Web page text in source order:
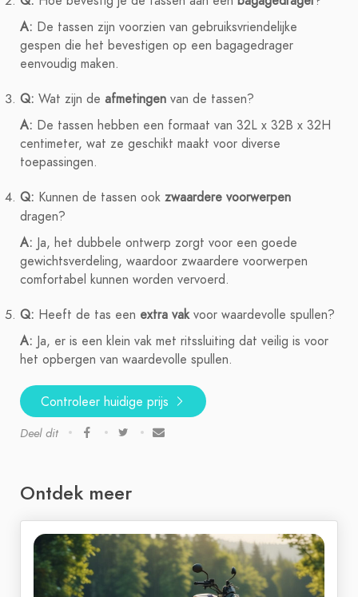
A: De tassen zijn voorzien van gebruiksvriendelijke
gespen die het bevestigen op een bagagedrager
eenvoudig maken.
Q: Wat zijn de afmetingen van de tassen?
A: De tassen hebben een formaat van 32L x 32B x 32H
centimeter, wat ze geschikt maakt voor diverse
toepassingen.
Q: Kunnen de tassen ook zwaardere voorwerpen
dragen?
A: Ja, het dubbele ontwerp zorgt voor een goede
gewichtsverdeling, waardoor zwaardere voorwerpen
comfortabel kunnen worden vervoerd.
Q: Heeft de tas een extra vakvoor waardevolle spullen?
A: Ja, er is een klein vak met ritssluiting dat veilig is voor
het opbergen van waardevolle spullen.
Controleer huidige prijs
Deel dit
Ontdek meer